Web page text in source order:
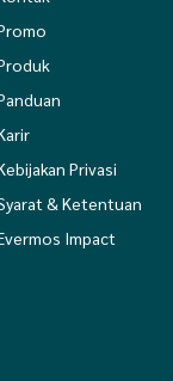
Privasi
& Ketentuan
Impact